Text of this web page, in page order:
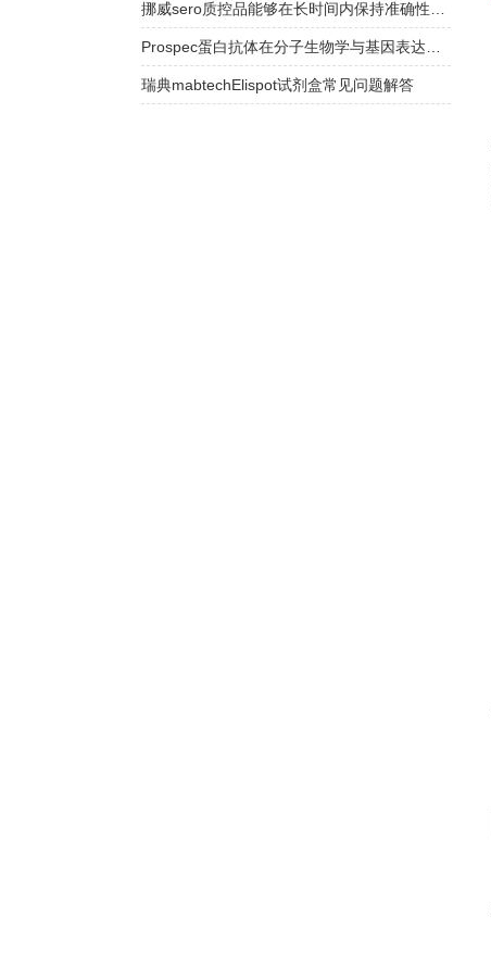
瑞典mabtechElispot试剂盒常见问题解答